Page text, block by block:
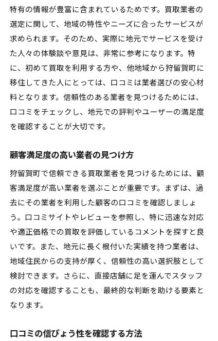
特有の情報が豊富に含まれているためです。買取業者の
選定に関して、地域の特性やニーズに合ったサービスが
求められます。そのため、実際に地元でサービスを受け
た人々の体験談や意見は、非常に参考になります。特
に、初めて買取を利用する方や、他地域から狩留賀町に
移住してきた人にとっては、口コミは業者選びの安心材
料となります。信頼性のある業者を見つけるためには、
口コミをチェックし、地元での評判やユーザーの満足度
を確認することが大切です。
顧客満足度の高い業者の見つけ方
狩留賀町で信頼できる買取業者を見つけるためには、顧
客満足度が高い業者を選ぶことが重要です。まずは、過
去にその業者を利用した顧客の口コミを確認しましょ
う。口コミサイトやレビューを参照し、特に迅速な対応
や適正価格での買取を評価しているコメントを探すと良
いです。また、地元に長く根付いた実績を持つ業者は、
地域住民からの支持が厚く、信頼性の高い選択肢として
検討できます。さらに、直接店舗に足を運んでスタッフ
の対応を確認することも、最終的な判断を助ける要素と
なります。
口コミの信ぴょう性を確認する方法